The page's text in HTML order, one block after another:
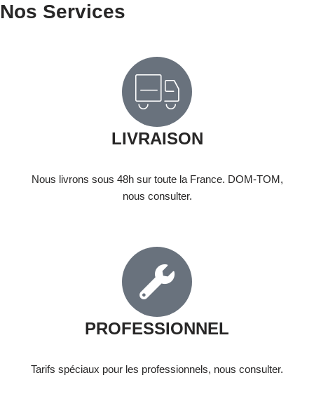
Nos Services
LIVRAISON
Nous livrons sous 48h sur toute la France. DOM-TOM,
nous consulter.
PROFESSIONNEL
Tarifs spéciaux pour les professionnels, nous consulter.